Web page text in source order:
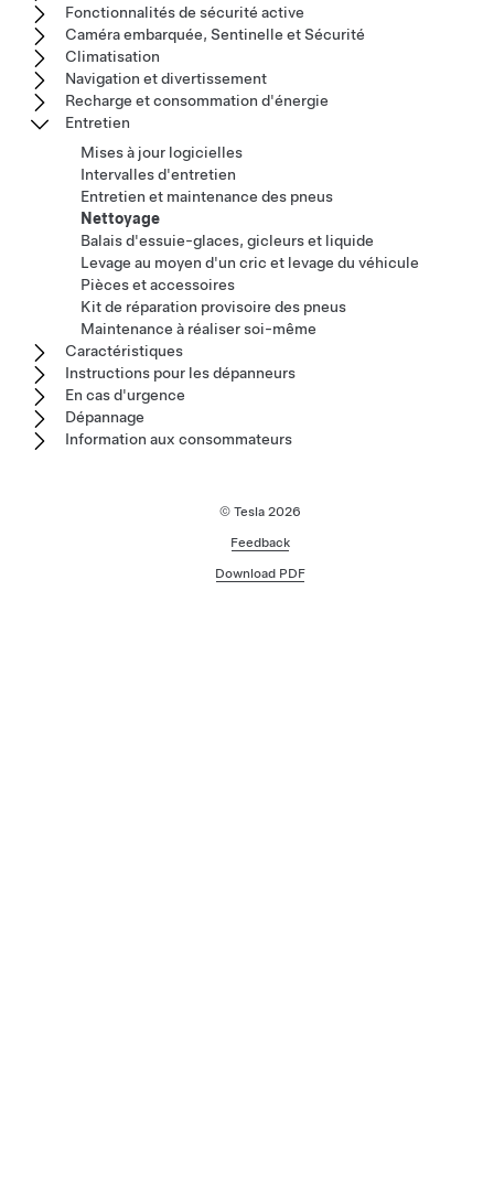
Fonctionnalités de sécurité active
Caméra embarquée, Sentinelle et Sécurité
Climatisation
Navigation et divertissement
Recharge et consommation d'énergie
Entretien
Mises à jour logicielles
Intervalles d'entretien
Entretien et maintenance des pneus
Nettoyage
Balais d'essuie-glaces, gicleurs et liquide
Levage au moyen d'un cric et levage du véhicule
Pièces et accessoires
Kit de réparation provisoire des pneus
Maintenance à réaliser soi-même
Caractéristiques
Instructions pour les dépanneurs
En cas d'urgence
Dépannage
Information aux consommateurs
© Tesla 2026
Feedback
Download PDF